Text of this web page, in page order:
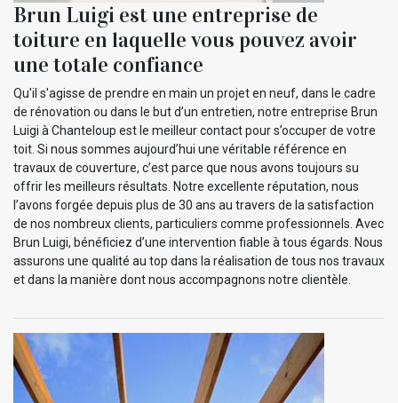
Brun Luigi est une entreprise de
toiture en laquelle vous pouvez avoir
une totale confiance
Qu'il s'agisse de prendre en main un projet en neuf, dans le cadre
de rénovation ou dans le but d’un entretien, notre entreprise Brun
Luigi à Chanteloup est le meilleur contact pour s’occuper de votre
toit. Si nous sommes aujourd’hui une véritable référence en
travaux de couverture, c’est parce que nous avons toujours su
offrir les meilleurs résultats. Notre excellente réputation, nous
l’avons forgée depuis plus de 30 ans au travers de la satisfaction
de nos nombreux clients, particuliers comme professionnels. Avec
Brun Luigi, bénéficiez d’une intervention fiable à tous égards. Nous
assurons une qualité au top dans la réalisation de tous nos travaux
et dans la manière dont nous accompagnons notre clientèle.